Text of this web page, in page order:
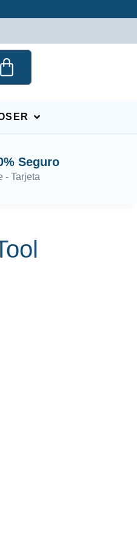
Seguro
- Tarjeta